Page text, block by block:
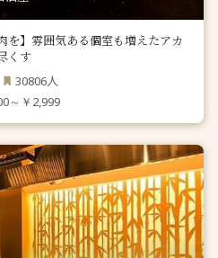
を】雰囲気ある個室も増えたアカ
くす
30806人
～￥2,999